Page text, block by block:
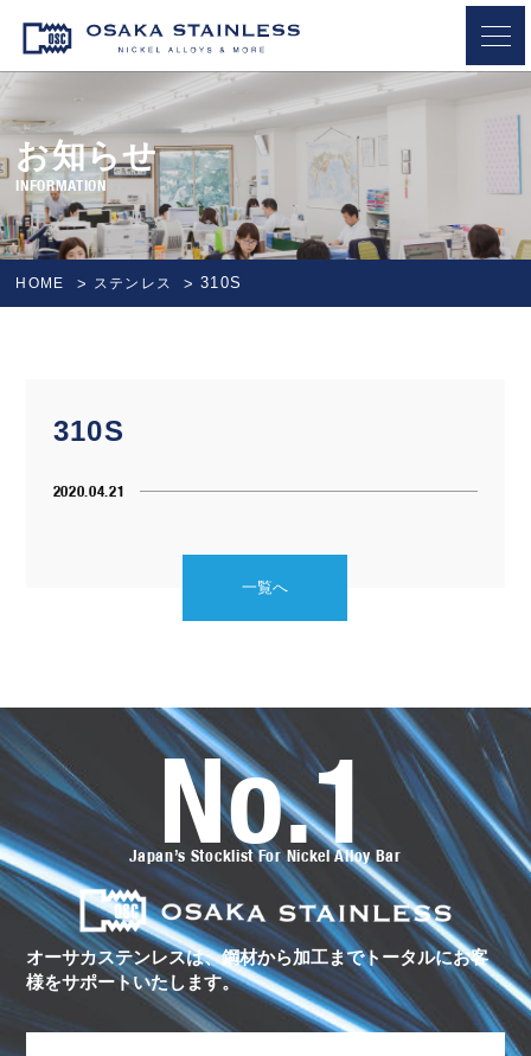
OSAKA STAINLESS
お知らせ
INFORMATION
HOME ステンレス 310S
310S
2020.04.21
一覧へ
オ
カ
ス
テ
ン
レ
ス
の
ト
ー
タ
ポ
No.1
Japan’s Stocklist For Nickel Alloy Bar
オーサカステンレスは、鋼材から加工までトータルにお客
様をサポートいたします。